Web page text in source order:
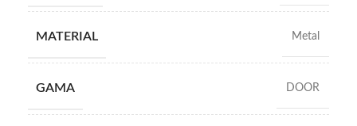
MATERIAL Metal
GAMA DOOR